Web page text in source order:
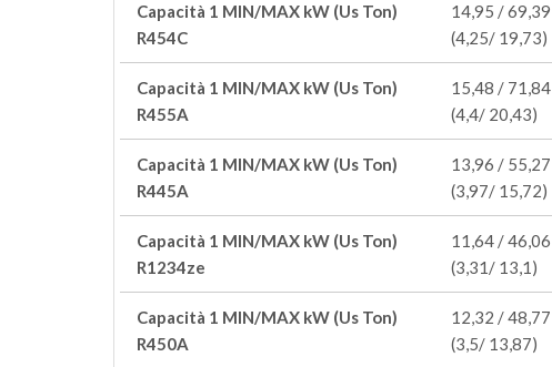
Capacità 1 MIN/MAX kW (Us Ton)
R454C
14,95 / 69,39
(4,25/ 19,73)
Capacità 1 MIN/MAX kW (Us Ton)
R455A
15,48 / 71,84
(4,4/ 20,43)
Capacità 1 MIN/MAX kW (Us Ton)
R445A
13,96 / 55,27
(3,97/ 15,72)
Capacità 1 MIN/MAX kW (Us Ton)
R1234ze
11,64 / 46,06
(3,31/ 13,1)
Capacità 1 MIN/MAX kW (Us Ton)
R450A
12,32 / 48,77
(3,5/ 13,87)